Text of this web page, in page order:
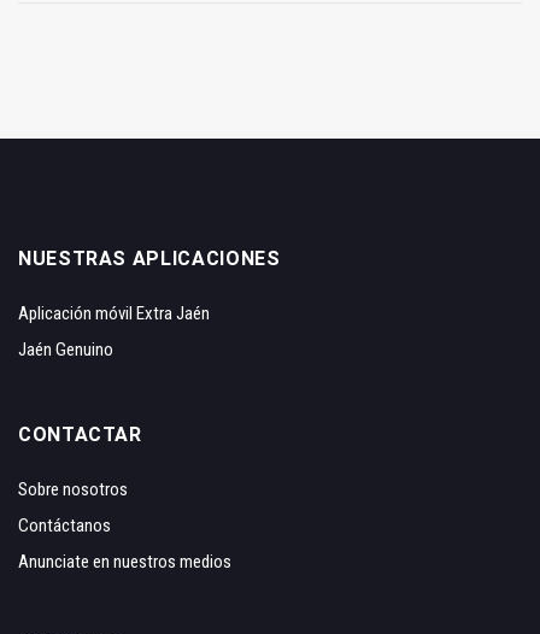
NUESTRAS APLICACIONES
Aplicación móvil Extra Jaén
Jaén Genuino
CONTACTAR
Sobre nosotros
Contáctanos
Anunciate en nuestros medios